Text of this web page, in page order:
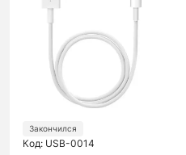
Закончился
Код: USB-0014